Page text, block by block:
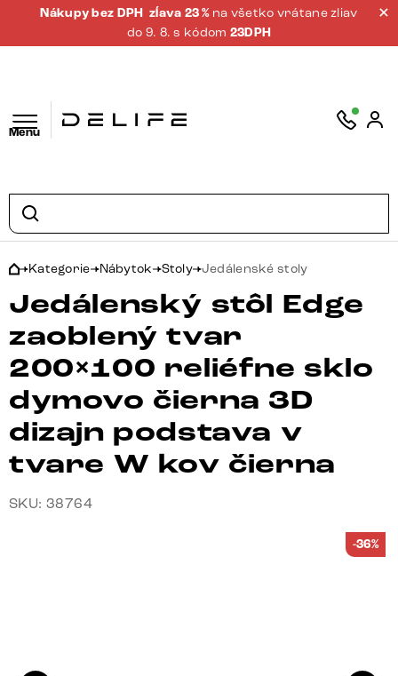
Nákupy bez DPH zĺava 23 % na všetko vrátane zliav
do 9. 8. s kódom 23DPH
Menu
Kategorie Nábytok Stoly Jedálenské stoly
Jedálenský stôl Edge
zaoblený tvar
200×100 reliéfne sklo
dymovo čierna 3D
dizajn podstava v
tvare W kov čierna
SKU: 38764
-36%